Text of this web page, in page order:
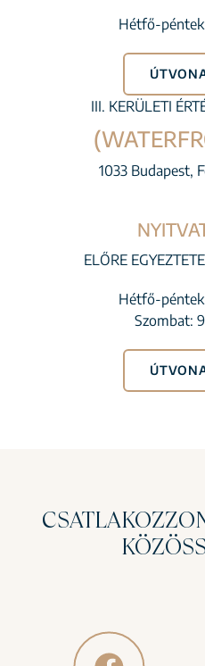
Hétfő-
III. KERÜLETI
1033 Budapest,
ELŐRE
Hétfő-
Szombat: